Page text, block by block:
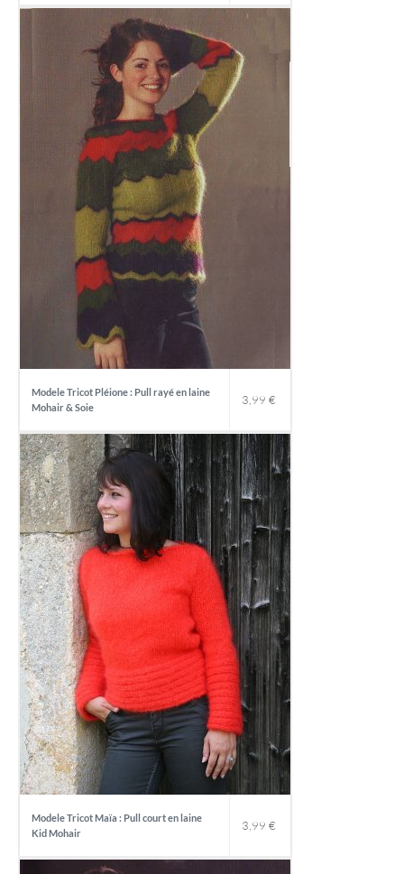
3,99 €
Modele Tricot Pléione : Pull rayé en laine
Mohair & Soie
3,99 €
Modele Tricot Maïa : Pull court en laine
Kid Mohair